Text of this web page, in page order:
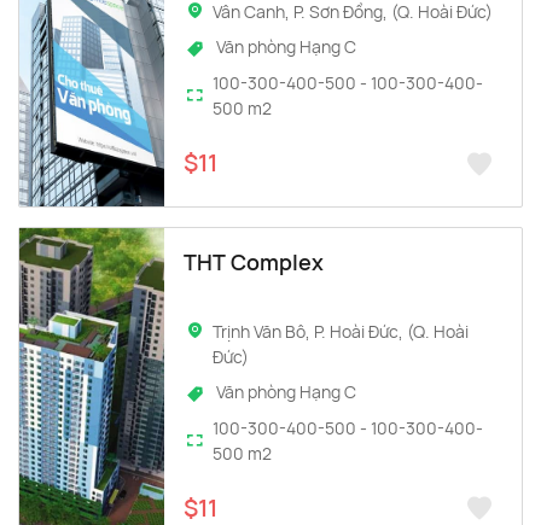
Vân Canh, P. Sơn Đồng, (Q. Hoài Đức)
Văn phòng Hạng C
100-300-400-500 - 100-300-400-
500 m2
$11
THT Complex
Trịnh Văn Bô, P. Hoài Đức, (Q. Hoài
Đức)
Văn phòng Hạng C
100-300-400-500 - 100-300-400-
500 m2
$11